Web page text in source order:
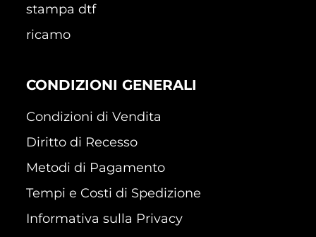
stampa dtf
ricamo
CONDIZIONI GENERALI
Condizioni di Vendita
Diritto di Recesso
Metodi di Pagamento
Tempi e Costi di Spedizione
Informativa sulla Privacy